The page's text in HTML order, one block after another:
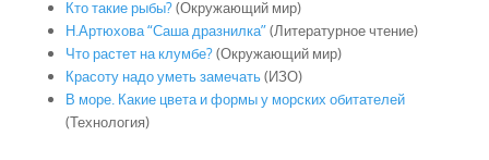
Кто такие рыбы?(Окружающий мир)
Н.Артюхова “Саша дразнилка”(Литературное чтение)
Что растет на клумбе?(Окружающий мир)
Красоту надо уметь замечать(ИЗО)
В море. Какие цвета и формы у морских обитателей
(Технология)